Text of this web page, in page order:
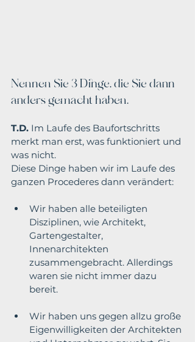
Nennen Sie 3 Dinge, die Sie dann
anders gemacht haben.
T.D. Im Laufe des Baufortschritts
merkt man erst, was funktioniert und
was nicht.
Diese Dinge haben wir im Laufe des
ganzen Procederes dann verändert:
Wir haben alle beteiligten
Disziplinen, wie Architekt,
Gartengestalter,
Innenarchitekten
zusammengebracht. Allerdings
waren sie nicht immer dazu
bereit.
Wir haben uns gegen allzu große
Eigenwilligkeiten der Architekten